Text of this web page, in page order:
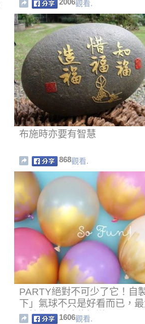
2006觀看.
布施時亦要有智慧
868觀看.
PARTY絕對不可少了它！自
下」氣球不只是好看而已，
要等你刺破才能知道？
1606觀看.